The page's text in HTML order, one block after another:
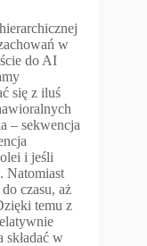
w
do AI
się z iluś
– sekwencja
i jeśli
Natomiast
czasu, aż
temu z
składać w